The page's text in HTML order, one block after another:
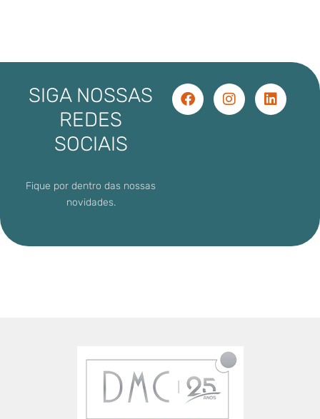
SIGA NOSSAS
REDES
SOCIAIS
Fique por dentro das nossas
novidades.